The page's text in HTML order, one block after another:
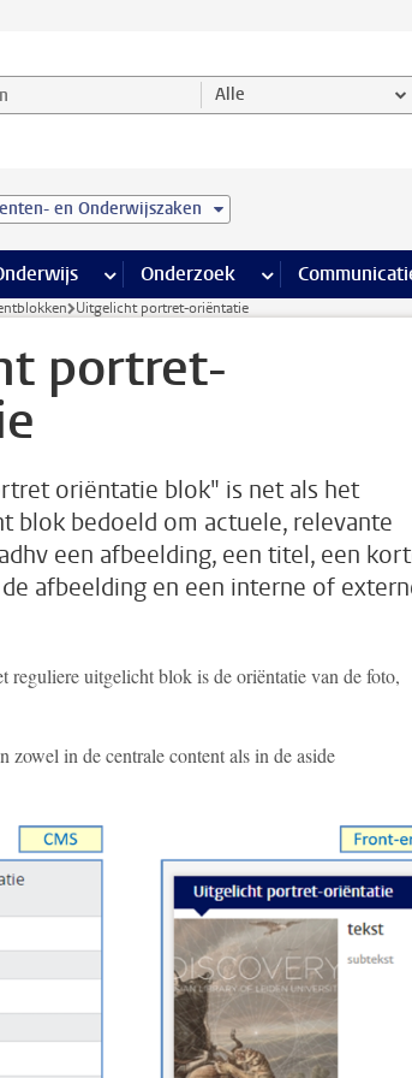
selecteer categorie Alle
en Onderwijszaken
pagina’s
meer Onderwijs pagina’s
Onderzoek meer Onderzoek
Uitgelicht portret-oriëntatie
portret-
oriëntatie blok" is net als het
blok bedoeld om actuele, relevante
een afbeelding, een titel, een
afbeelding en een interne of
reguliere uitgelicht blok is de oriëntatie van de foto,
in de centrale content als in de aside